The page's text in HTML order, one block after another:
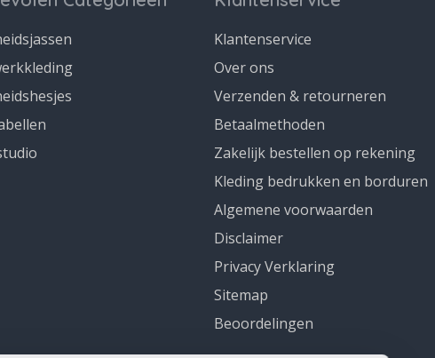
Klantenservice
Over ons
Verzenden & retourneren
Betaalmethoden
Zakelijk bestellen op rekening
Kleding bedrukken en borduren
Algemene voorwaarden
Disclaimer
Privacy Verklaring
Sitemap
Beoordelingen